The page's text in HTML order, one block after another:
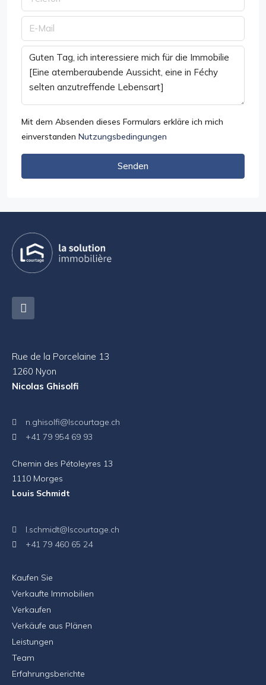
Mit dem Absenden dieses Formulars erkläre ich mich
einverstanden Nutzungsbedingungen
Senden
Rue de la Porcelaine 13
1260 Nyon
Nicolas Ghisolfi
n.ghisolfi@lscourtage.ch
+41 79 954 69 93
Chemin des Pétoleyres 13
1110 Morges
Louis Schmidt
l.schmidt@lscourtage.ch
+41 79 460 65 24
Kaufen Sie
Verkaufte Immobilien
Verkaufen
Verkäufe aus Plänen
Leistungen
Team
Erfahrungsberichte